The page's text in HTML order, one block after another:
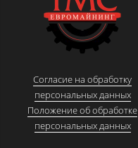
Согласие на обработку
персональных данных
Положение об обработке
персональных данных